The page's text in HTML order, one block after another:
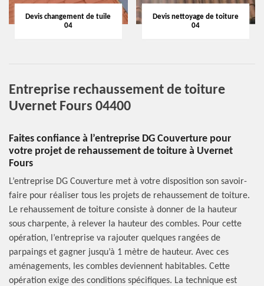
Devis changement de tuile
04
Devis nettoyage de toiture
04
Entreprise rechaussement de toiture
Uvernet Fours 04400
Faites confiance à l’entreprise DG Couverture pour
votre projet de rehaussement de toiture à Uvernet
Fours
L’entreprise DG Couverture met à votre disposition son savoir-
faire pour réaliser tous les projets de rehaussement de toiture.
Le rehaussement de toiture consiste à donner de la hauteur
sous charpente, à relever la hauteur des combles. Pour cette
opération, l’entreprise va rajouter quelques rangées de
parpaings et gagner jusqu’à 1 mètre de hauteur. Avec ces
aménagements, les combles deviennent habitables. Cette
opération exige des conditions spécifiques. La technique est